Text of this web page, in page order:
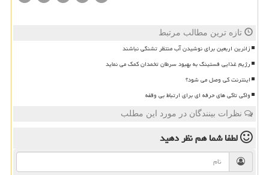
تازه ترین مطالب مرتبط
زائرین اربعین برای نوشیدن آب منتظر تشنگی نباشند
رژیم غذایی فستینگ به بهبود سرطان تخمدان کمک می نماید
اینترنت کی وصل می شود؟
واکی تاکی های حرفه ای برای ارتباط بی وقفه
نظرات بینندگان در مورد این مطلب
لطفا شما همنظر دهید